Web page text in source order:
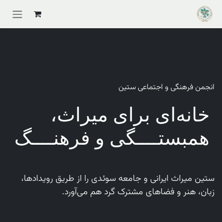
Skip to Content
انجمن فرهنگی و اجتماعی ستین
خانه‌ای برای میراث،
همبستــــگی و فرهنــــگ
ستین میراث ایرانی و جامعه سوئدی را از طریق رویدادها،
زبان، هنر و فضاهای مشترک گرد هم می‌آورد.